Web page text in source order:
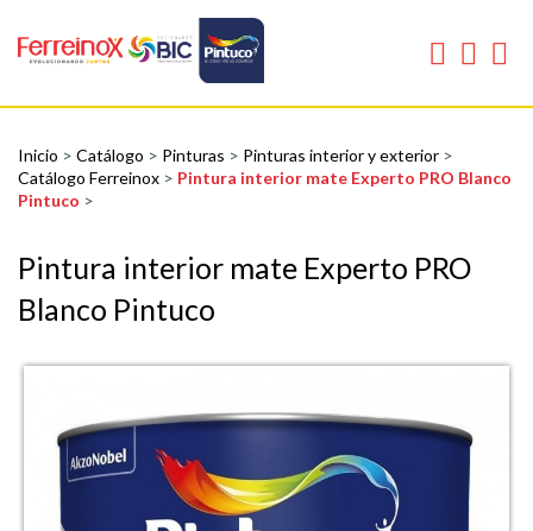
Inicio > Catálogo > Pinturas > Pinturas interior y exterior >
Catálogo Ferreinox > Pintura interior mate Experto PRO Blanco
Pintuco >
Pintura interior mate Experto PRO
Blanco Pintuco